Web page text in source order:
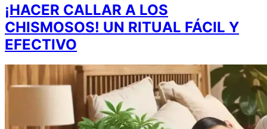
¡HACER CALLAR A LOS
CHISMOSOS! UN RITUAL FÁCIL Y
EFECTIVO